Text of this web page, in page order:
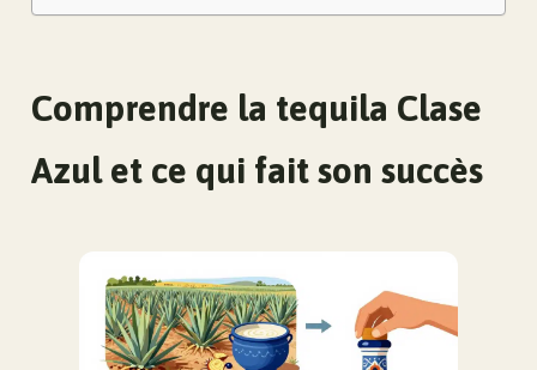
Comprendre la tequila Clase
Azul et ce qui fait son succès